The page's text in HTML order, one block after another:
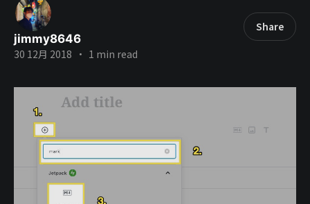
jimmy8646
30 12月 2018 • 1 min read
Share